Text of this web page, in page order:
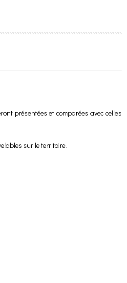
présentées et comparées avec celles
sur le territoire.